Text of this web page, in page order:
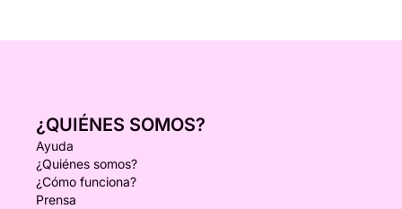
¿QUIÉNES SOMOS?
Ayuda
¿Quiénes somos?
¿Cómo funciona?
Prensa